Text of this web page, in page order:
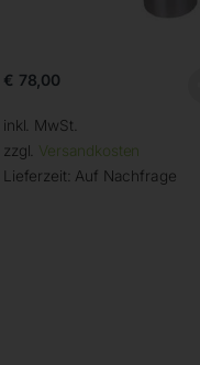
€ 78,00
inkl. MwSt.
zzgl. Versandkosten
Lieferzeit: Auf Nachfrage